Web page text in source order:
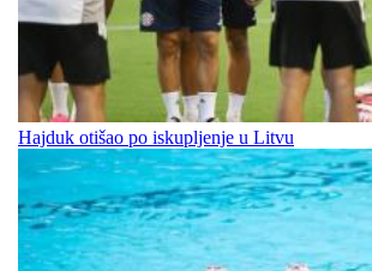
Hajduk otišao po iskupljenje u Litvu